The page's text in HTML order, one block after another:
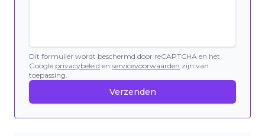
Dit formulier wordt beschermd door reCAPTCHA en het
Google privacybeleid en servicevoorwaarden zijn van
toepassing.
Verzenden